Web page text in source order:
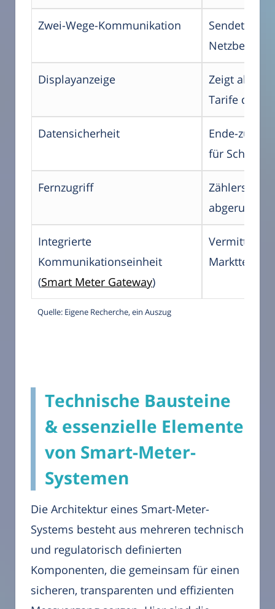
Zwei-Wege-Kommunikation
Sendet und
Displayanzeige
Zeigt
Tarife direkt
Datensicherheit
Ende-zu-
für Schutz
Fernzugriff
Zählerstand
abgerufen
Integrierte
Kommunikationseinheit
(Smart Meter Gateway)
Vermittelt
Quelle: Eigene Recherche, ein Auszug
Technische Bausteine
& essenzielle Elemente
von Smart-Meter-
Systemen
Die Architektur eines Smart-Meter-
Systems besteht aus mehreren technisch
und regulatorisch definierten
Komponenten, die gemeinsam für einen
sicheren, transparenten und effizienten